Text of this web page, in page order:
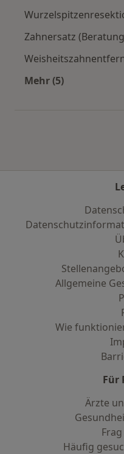
Zahnersatz
Mehr (5)
Allgemeine
Wie
Für
Ärzte
Häufig